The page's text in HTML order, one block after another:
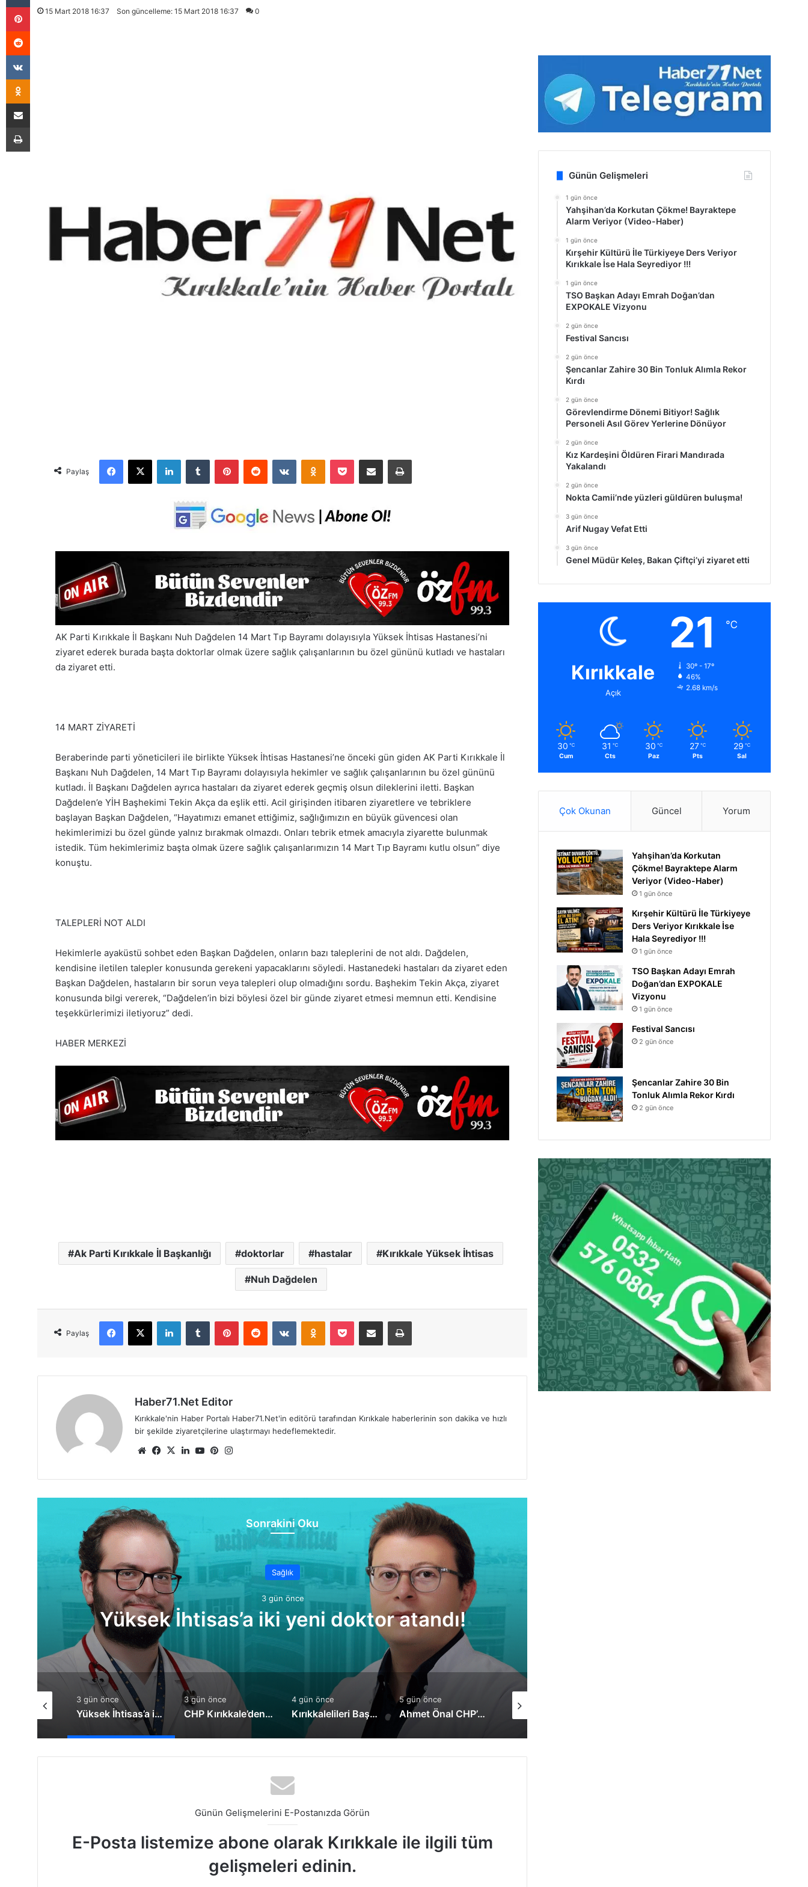
15 Mart 2018 16:37 Son güncelleme: 15 Mart 2018 16:37 0
Paylaş
AK Parti Kırıkkale İl Başkanı Nuh Dağdelen 14 Mart Tıp Bayramı dolayısıyla Yüksek İhtisas Hastanesi’ni
ziyaret ederek burada başta doktorlar olmak üzere sağlık çalışanlarının bu özel gününü kutladı ve hastaları
da ziyaret etti.
14 MART ZİYARETİ
Beraberinde parti yöneticileri ile birlikte Yüksek İhtisas Hastanesi’ne önceki gün giden AK Parti Kırıkkale İl
Başkanı Nuh Dağdelen, 14 Mart Tıp Bayramı dolayısıyla hekimler ve sağlık çalışanlarının bu özel gününü
kutladı. İl Başkanı Dağdelen ayrıca hastaları da ziyaret ederek geçmiş olsun dileklerini iletti. Başkan
Dağdelen’e YİH Başhekimi Tekin Akça da eşlik etti. Acil girişinden itibaren ziyaretlere ve tebriklere
başlayan Başkan Dağdelen, “Hayatımızı emanet ettiğimiz, sağlığımızın en büyük güvencesi olan
hekimlerimizi bu özel günde yalnız bırakmak olmazdı. Onları tebrik etmek amacıyla ziyarette bulunmak
istedik. Tüm hekimlerimiz başta olmak üzere sağlık çalışanlarımızın 14 Mart Tıp Bayramı kutlu olsun” diye
konuştu.
TALEPLERİ NOT ALDI
Hekimlerle ayaküstü sohbet eden Başkan Dağdelen, onların bazı taleplerini de not aldı. Dağdelen,
kendisine iletilen talepler konusunda gerekeni yapacaklarını söyledi. Hastanedeki hastaları da ziyaret eden
Başkan Dağdelen, hastaların bir sorun veya talepleri olup olmadığını sordu. Başhekim Tekin Akça, ziyaret
konusunda bilgi vererek, “Dağdelen’in bizi böylesi özel bir günde ziyaret etmesi memnun etti. Kendisine
teşekkürlerimizi iletiyoruz” dedi.
HABER MERKEZİ
Ak Parti Kırıkkale İl Başkanlığı doktorlar hastalar Kırıkkale Yüksek İhtisas
Nuh Dağdelen
Paylaş
Haber71.Net Editor
Kırıkkale'nin Haber Portalı Haber71.Net'in editörü tarafından Kırıkkale haberlerinin son dakika ve hızlı
bir şekilde ziyaretçilerine ulaştırmayı hedeflemektedir.
We
sit
Fa
bo
X
Lin
dIn
Yo
ub
Pin
est ra
Sonrakini Oku
Sağlık
3 gün önce
Yüksek İhtisas’a iki yeni doktor atandı!
3 gün önce
Yüksek İhtisas’a iki yeni doktor atandı!
3 gün önce
CHP Kırıkkale’den Sert Çıkış: “Bu Bir Eksilme Değil, Arınma Sürecidir”
4 gün önce
Kırıkkalelileri Başka İllere İmrendirmeyin
5 gün önce
Ahmet Önal CHP’den istifa etti, Yeni Parti’ye geçiş yaptı!
Günün Gelişmelerini E-Postanızda Görün
E-Posta listemize abone olarak Kırıkkale ile ilgili tüm
gelişmeleri edinin.
Günün Gelişmeleri
1 gün önce
Yahşihan’da Korkutan Çökme! Bayraktepe
Alarm Veriyor (Video-Haber)
1 gün önce
Kırşehir Kültürü İle Türkiyeye Ders Veriyor
Kırıkkale İse Hala Seyrediyor !!!
1 gün önce
TSO Başkan Adayı Emrah Doğan’dan
EXPOKALE Vizyonu
2 gün önce
Festival Sancısı
2 gün önce
Şencanlar Zahire 30 Bin Tonluk Alımla Rekor
Kırdı
2 gün önce
Görevlendirme Dönemi Bitiyor! Sağlık
Personeli Asıl Görev Yerlerine Dönüyor
2 gün önce
Kız Kardeşini Öldüren Firari Mandırada
Yakalandı
2 gün önce
Nokta Camii’nde yüzleri güldüren buluşma!
3 gün önce
Arif Nugay Vefat Etti
3 gün önce
Genel Müdür Keleş, Bakan Çiftçi’yi ziyaret etti
Kırıkkale
Açık
21 ℃
30º - 17º
46%
2.68 km/s
30 ℃
Cum
31 ℃
Cts
30 ℃
Paz
27 ℃
Pts
29 ℃
Sal
Çok Okunan Güncel Yorum
Yahşihan’da Korkutan
Çökme! Bayraktepe Alarm
Veriyor (Video-Haber)
1 gün önce
Kırşehir Kültürü İle Türkiyeye
Ders Veriyor Kırıkkale İse
Hala Seyrediyor !!!
1 gün önce
TSO Başkan Adayı Emrah
Doğan’dan EXPOKALE
Vizyonu
1 gün önce
Festival Sancısı
2 gün önce
Şencanlar Zahire 30 Bin
Tonluk Alımla Rekor Kırdı
2 gün önce
Pinterest